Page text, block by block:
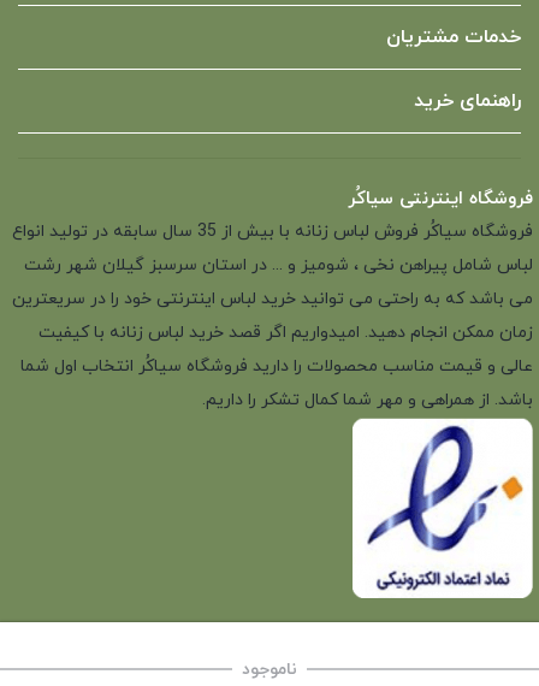
ناموجود
خدمات مشتریان
راهنمای خرید
فروشگاه اینترنتی سیاکُر
فروشگاه سیاکُر فروش لباس زنانه با بیش از 35 سال سابقه در تولید انواع
لباس شامل پیراهن نخی ، شومیز و ... در استان سرسبز گیلان شهر رشت
می باشد که به راحتی می توانید خرید لباس اینترنتی خود را در سریعترین
زمان ممکن انجام دهید. امیدواریم اگر قصد خرید لباس زنانه با کیفیت
عالی و قیمت مناسب محصولات را دارید فروشگاه سیاکُر انتخاب اول شما
باشد. از همراهی و مهر شما کمال تشکر را داریم.